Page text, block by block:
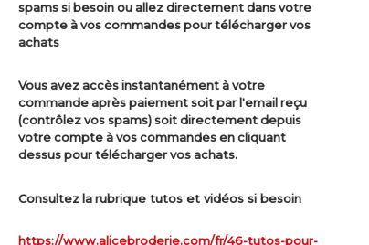
spams si besoin ou allez directement dans votre
compte à vos commandes pour télécharger vos
achats
Vous avez accès instantanément à votre
commande après paiement soit par l'email reçu
(contrôlez vos spams) soit directement depuis
votre compte à vos commandes en cliquant
dessus pour télécharger vos achats.
Consultez la rubrique tutos et vidéos si besoin
https://www.alicebroderie.com/fr/46-tutos-pour-